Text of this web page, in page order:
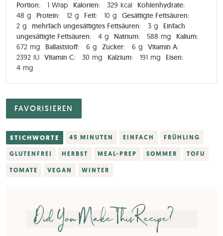
Portion: 1 Wrap Kalorien: 329 kcal
Kohlenhydrate:
48 g Protein: 12 g Fett: 10 g
Gesättigte Fettsäuren:
2 g mehrfach ungesättigtes Fettsäuren: 3 g
Einfach
ungesättigte Fettsäuren:
4 g Natrium: 588 mg
Kalium:
672 mg Ballaststoff: 6 g Zucker: 6 g
Vitamin A:
2392 IU Vitamin C: 30 mg Kalzium: 191 mg
Eisen:
4 mg
FAVORISIEREN
STICHWORTE 45 MINUTEN EINFACH FRÜHLING
GLUTENFREI HERBST MEAL-PREP SOMMER TOFU
TOMATE VEGAN WINTER
Did You Make This Recipe?